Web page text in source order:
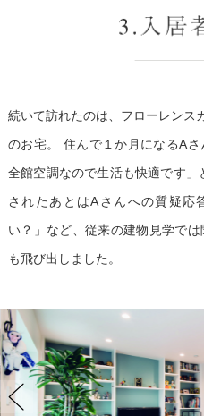
続いて訪れたのは、フローレンス
のお宅。 住んで１か月になるAさ
全館空調なので生活も快適です
されたあとはAさんへの質疑応
い？」など、従来の建物見学で
も飛び出しました。